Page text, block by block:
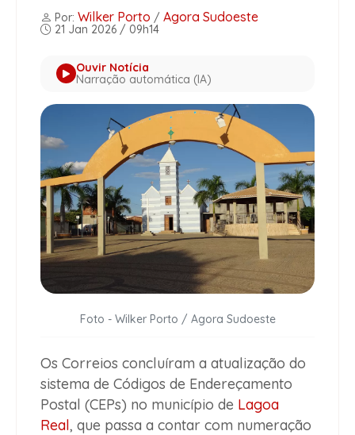
Por: Wilker Porto / Agora Sudoeste
21 Jan 2026 / 09h14
Ouvir Notícia
Narração automática (IA)
Foto - Wilker Porto / Agora Sudoeste
Os Correios concluíram a atualização do
sistema de Códigos de Endereçamento
Postal (CEPs) no município de Lagoa
Real, que passa a contar com numeração